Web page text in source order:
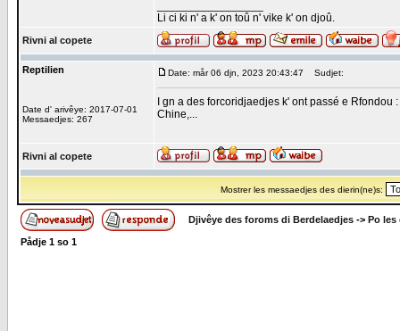
Li ci ki n' a k' on toû n' vike k' on djoû.
Rivni al copete
Reptilien
Date d' arivêye: 2017-07-01
Messaedjes: 267
Date: mår 06 djn, 2023 20:43:47 Sudjet:
I gn a des forcoridjaedjes k' ont passé e
Chine,...
Rivni al copete
Mostrer les messaedjes des dierin(ne)s:
Djivêye des foroms di Berdelaedjes -> Po les
Pådje 1 so 1